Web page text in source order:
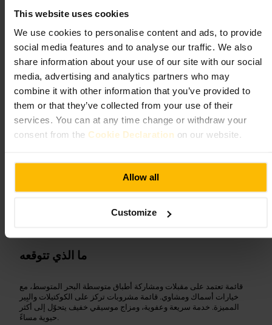
This website uses cookies
We use cookies to personalise content and ads, to provide
social media features and to analyse our traffic. We also
share information about your use of our site with our social
media, advertising and analytics partners who may
combine it with other information that you’ve provided to
them or that they’ve collected from your use of their
services. You can at any time change or withdraw your
consent from the Cookie Declaration on our website.
Allow all
Customize
آند كيتشن ووترلو
السفر والنقل•الإقامة •فندق
٤٫٦
٤٫٥
“مذاق البحر المتوسط وسط حياة ساوث بانك”
مطبخ_متوسطي #كوكتيلات
ما الذي تتوقعه
قائمة تعتمد على مقبلات ومشاركة أطباق متوسطة البحر المتوسط، مع
خيارات أسماك ومشاوي. قائمة مشروبات تركز على الكوكتيلات والبِير
المميزة. خدمة سريعة وعفوية، ومزاج موسيقي خفيف يتحوّل إلى أكثر
حيوية مساءً.